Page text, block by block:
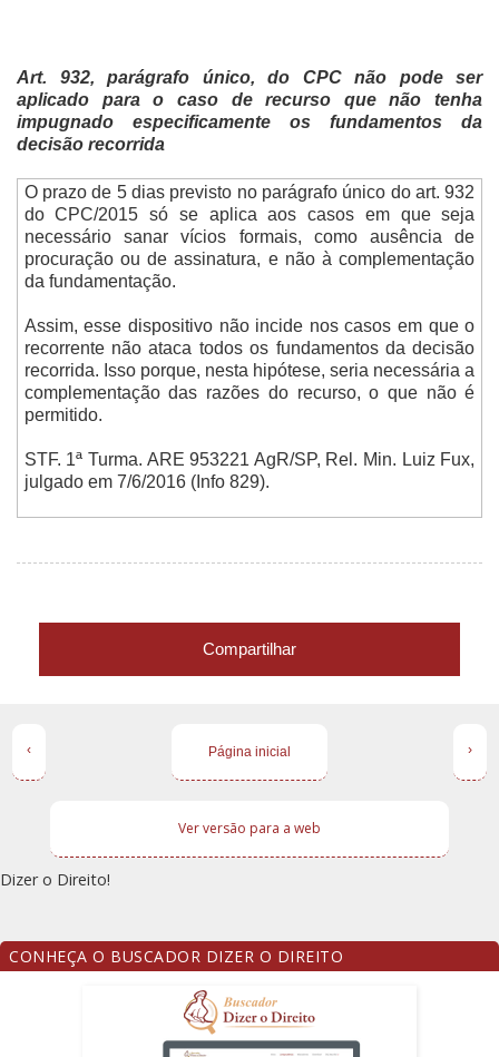
Art. 932, parágrafo único, do CPC não pode ser
aplicado para o caso de recurso que não tenha
impugnado especificamente os fundamentos da
decisão recorrida
O prazo de 5 dias previsto no parágrafo único do art. 932
do CPC/2015 só se aplica aos casos em que seja
necessário sanar vícios formais, como ausência de
procuração ou de assinatura, e não à complementação
da fundamentação.
Assim, esse dispositivo não incide nos casos em que o
recorrente não ataca todos os fundamentos da decisão
recorrida. Isso porque, nesta hipótese, seria necessária a
complementação das razões do recurso, o que não é
permitido.
STF. 1ª Turma. ARE 953221 AgR/SP, Rel. Min. Luiz Fux,
julgado em 7/6/2016 (Info 829).
Compartilhar
‹ ›
Página inicial
Ver versão para a web
Dizer o Direito!
CONHEÇA O BUSCADOR DIZER O DIREITO